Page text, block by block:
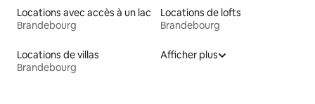
Locations avec accès à un lac
Brandebourg
Locations de lofts
Brandebourg
Locations de villas
Brandebourg
Afficher plus